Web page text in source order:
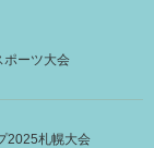
ポーツ大会
2025札幌大会